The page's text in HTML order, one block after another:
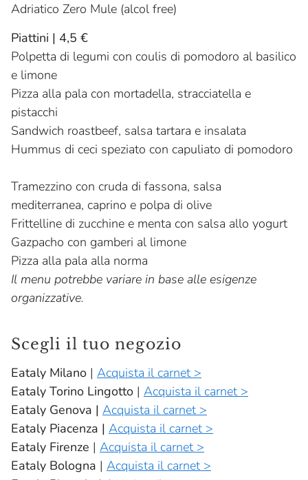
Adriatico Zero Mule (alcol free)
Piattini | 4,5 €
Polpetta di legumi con coulis di pomodoro al basilico
e limone
Pizza alla pala con mortadella, stracciatella e
pistacchi
Sandwich roastbeef, salsa tartara e insalata
Hummus di ceci speziato con capuliato di pomodoro
Tramezzino con cruda di fassona, salsa
mediterranea, caprino e polpa di olive
Frittelline di zucchine e menta con salsa allo yogurt
Gazpacho con gamberi al limone
Pizza alla pala alla norma
Il menu potrebbe variare in base alle esigenze
organizzative.
Scegli il tuo negozio
Eataly Milano | Acquista il carnet >
Eataly Torino Lingotto | Acquista il carnet >
Eataly Genova | Acquista il carnet >
Eataly Piacenza | Acquista il carnet >
Eataly Firenze | Acquista il carnet >
Eataly Bologna | Acquista il carnet >